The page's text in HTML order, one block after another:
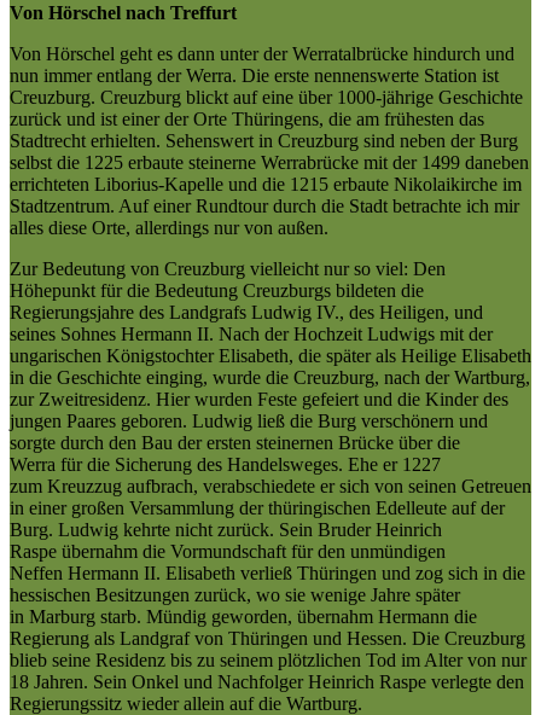
Von Hörschel nach Treffurt
Von Hörschel geht es dann unter der Werratalbrücke hindurch und
nun immer entlang der Werra. Die erste nennenswerte Station ist
Creuzburg. Creuzburg blickt auf eine über 1000-jährige Geschichte
zurück und ist einer der Orte Thüringens, die am frühesten das
Stadtrecht erhielten. Sehenswert in Creuzburg sind neben der Burg
selbst die 1225 erbaute steinerne Werrabrücke mit der 1499 daneben
errichteten Liborius-Kapelle und die 1215 erbaute Nikolaikirche im
Stadtzentrum. Auf einer Rundtour durch die Stadt betrachte ich mir
alles diese Orte, allerdings nur von außen.
Zur Bedeutung von Creuzburg vielleicht nur so viel: Den
Höhepunkt für die Bedeutung Creuzburgs bildeten die
Regierungsjahre des Landgrafs Ludwig IV., des Heiligen, und
seines Sohnes Hermann II. Nach der Hochzeit Ludwigs mit der
ungarischen Königstochter Elisabeth, die später als Heilige Elisabeth
in die Geschichte einging, wurde die Creuzburg, nach der Wartburg,
zur Zweitresidenz. Hier wurden Feste gefeiert und die Kinder des
jungen Paares geboren. Ludwig ließ die Burg verschönern und
sorgte durch den Bau der ersten steinernen Brücke über die
Werra für die Sicherung des Handelsweges. Ehe er 1227
zum Kreuzzug aufbrach, verabschiedete er sich von seinen Getreuen
in einer großen Versammlung der thüringischen Edelleute auf der
Burg. Ludwig kehrte nicht zurück. Sein Bruder Heinrich
Raspe übernahm die Vormundschaft für den unmündigen
Neffen Hermann II. Elisabeth verließ Thüringen und zog sich in die
hessischen Besitzungen zurück, wo sie wenige Jahre später
in Marburg starb. Mündig geworden, übernahm Hermann die
Regierung als Landgraf von Thüringen und Hessen. Die Creuzburg
blieb seine Residenz bis zu seinem plötzlichen Tod im Alter von nur
18 Jahren. Sein Onkel und Nachfolger Heinrich Raspe verlegte den
Regierungssitz wieder allein auf die Wartburg.